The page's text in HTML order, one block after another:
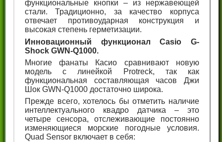
функциональные кнопки – из нержавеющей
стали. Традиционно, за качество корпуса
отвечает противоударная конструкция и
высокая степень герметизации.
Инновационный функционал Casio G-
Shock GWN-Q1000.
Многие фанаты Касио сравнивают новую
модель с линейкой Protreck, так как
функциональная составляющая часов Джи
Шок GWN-Q1000 достаточно широка.
Прежде всего, хотелось бы отметить наличие
интеллектуального квадро датчика – это
четыре сенсора, отслеживающие постоянно
изменяющиеся морские погодные условия.
Quad Sensor включает в себя: